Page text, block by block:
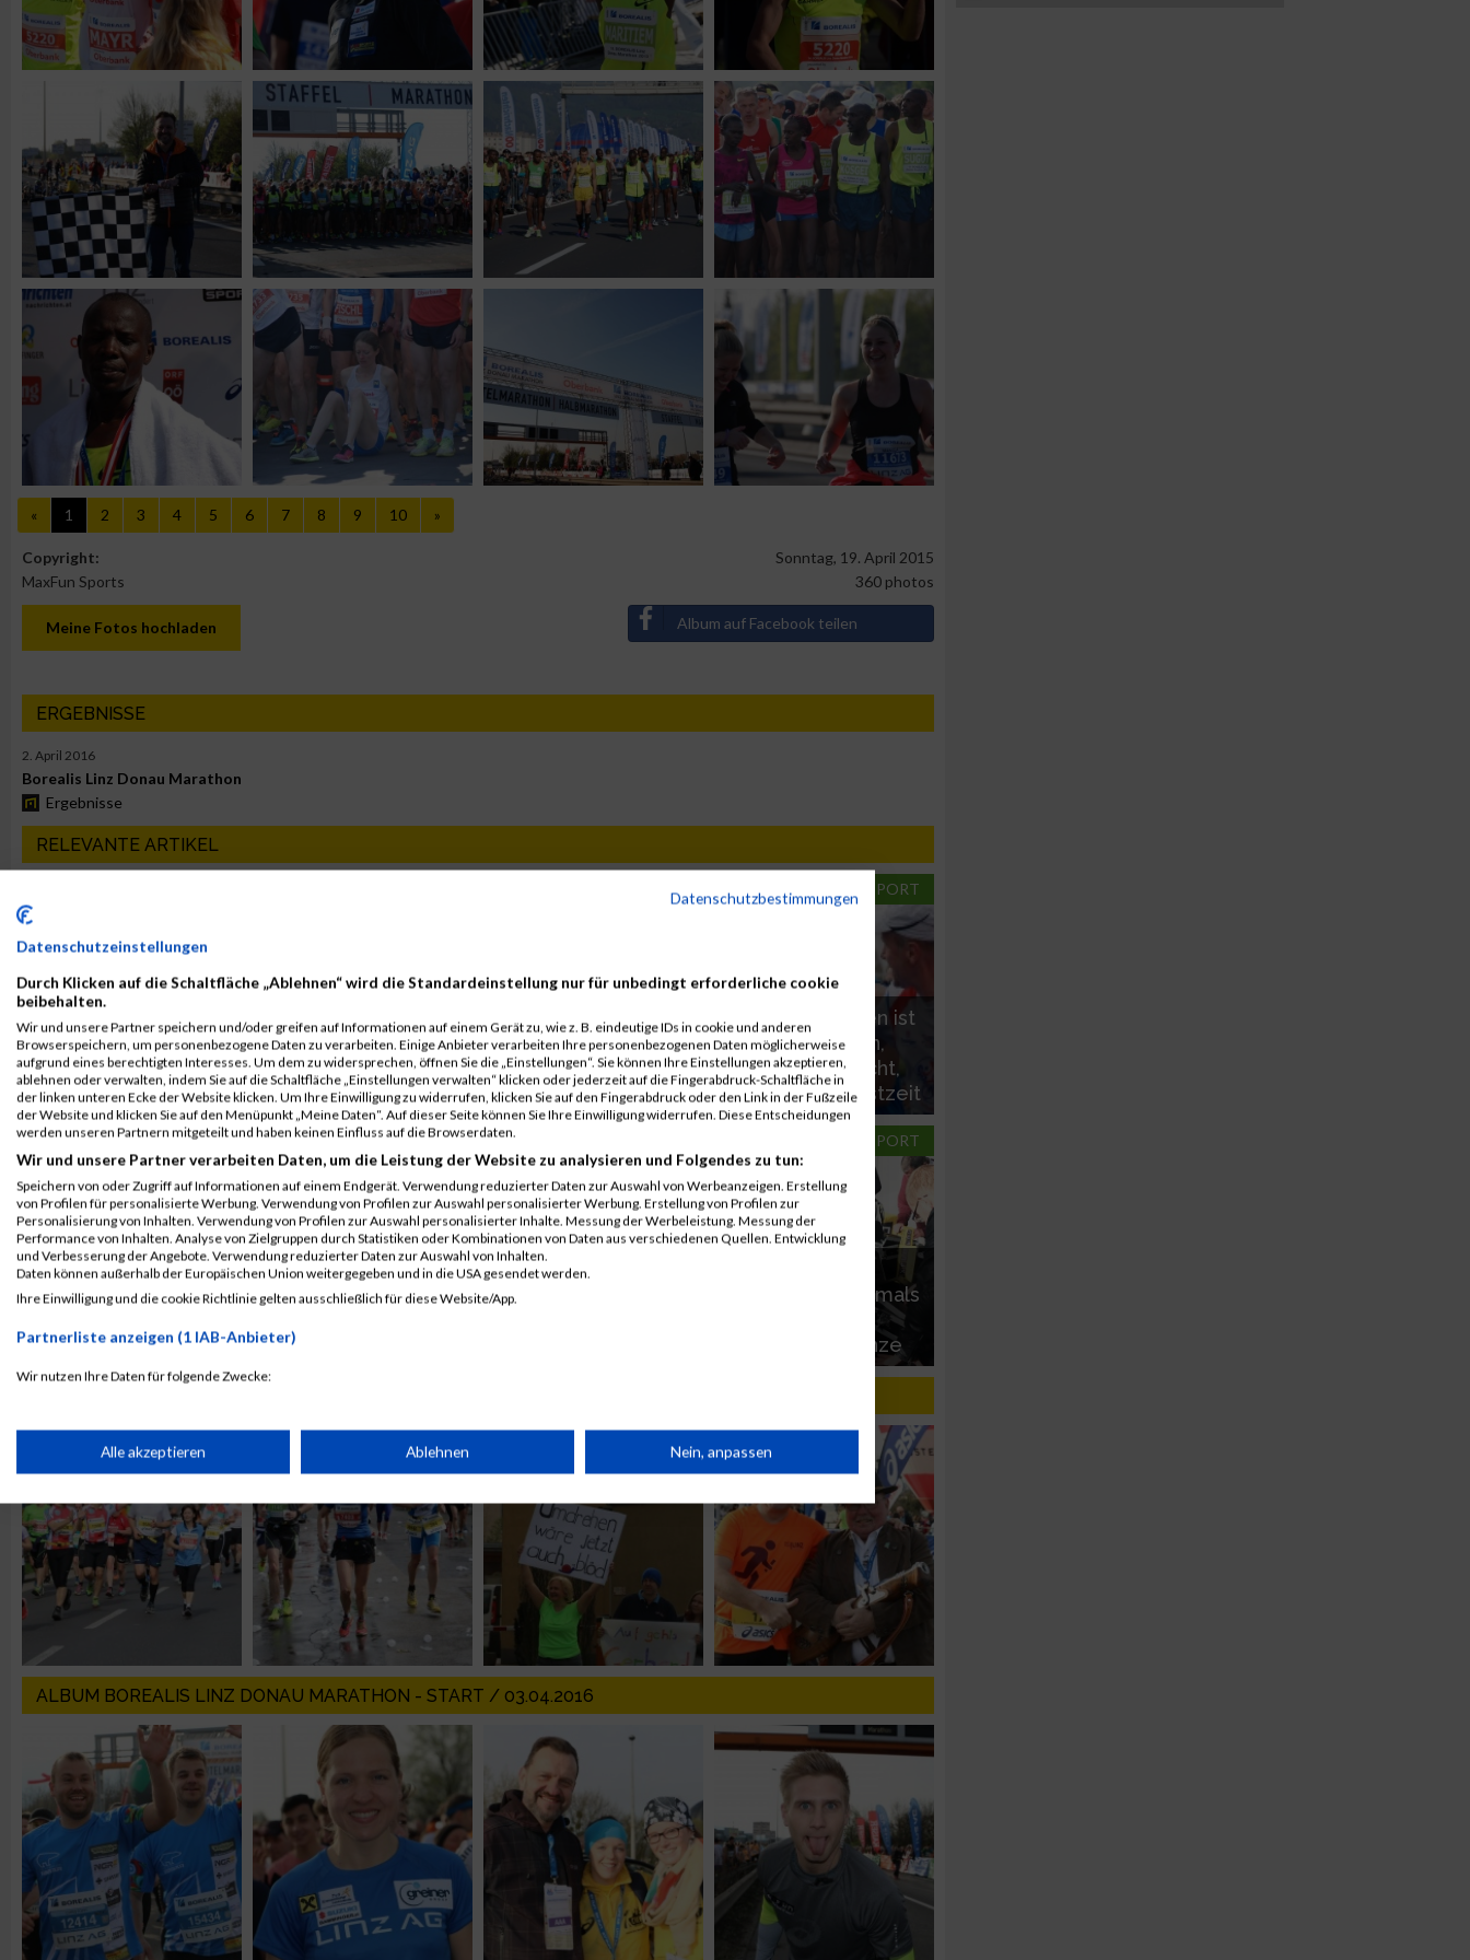
« 1 2 3 4 5 6 7 8 9 10 »
Copyright:
MaxFun Sports
Sonntag, 19. April 2015
360 photos
Meine Fotos hochladen Album auf Facebook teilen
ERGEBNISSE
2. April 2016
Borealis Linz Donau Marathon
Ergebnisse
RELEVANTE ARTIKEL
Cheruiyot und
Chepngeno prägen
den Linz Marathon
Das war der
Oberbank Linz
Donau Marathon
2023
LAUFSPORT
Marathonziel nicht
erreicht
LAUFSPORT
Perfekt gelaufen ist
er, der Marathon,
alle Ziele erreicht,
persönliche Bestzeit
LAUFSPORT
Marathon
LAUFSPORT
Edwin Koech aus
vom Linz Marathon
LAUFSPORT
durchbricht erstmals
Teilnehmergrenze
ALBUM BOREALIS LINZ DONAU MARATHON - START / 03.04.2016
Datenschutzbestimmungen
Datenschutzeinstellungen
Durch Klicken auf die Schaltfläche „Ablehnen“ wird die Standardeinstellung nur für unbedingt erforderliche cookie
beibehalten.
Wir und unsere Partner speichern und/oder greifen auf Informationen auf einem Gerät zu, wie z. B. eindeutige IDs in cookie und anderen
Browserspeichern, um personenbezogene Daten zu verarbeiten. Einige Anbieter verarbeiten Ihre personenbezogenen Daten möglicherweise
aufgrund eines berechtigten Interesses. Um dem zu widersprechen, öffnen Sie die „Einstellungen“. Sie können Ihre Einstellungen akzeptieren,
ablehnen oder verwalten, indem Sie auf die Schaltfläche „Einstellungen verwalten“ klicken oder jederzeit auf die Fingerabdruck-Schaltfläche in
der linken unteren Ecke der Website klicken. Um Ihre Einwilligung zu widerrufen, klicken Sie auf den Fingerabdruck oder den Link in der Fußzeile
der Website und klicken Sie auf den Menüpunkt „Meine Daten“. Auf dieser Seite können Sie Ihre Einwilligung widerrufen. Diese Entscheidungen
werden unseren Partnern mitgeteilt und haben keinen Einfluss auf die Browserdaten.
Wir und unsere Partner verarbeiten Daten, um die Leistung der Website zu analysieren und Folgendes zu tun:
Speichern von oder Zugriff auf Informationen auf einem Endgerät. Verwendung reduzierter Daten zur Auswahl von Werbeanzeigen. Erstellung
von Profilen für personalisierte Werbung. Verwendung von Profilen zur Auswahl personalisierter Werbung. Erstellung von Profilen zur
Personalisierung von Inhalten. Verwendung von Profilen zur Auswahl personalisierter Inhalte. Messung der Werbeleistung. Messung der
Performance von Inhalten. Analyse von Zielgruppen durch Statistiken oder Kombinationen von Daten aus verschiedenen Quellen. Entwicklung
und Verbesserung der Angebote. Verwendung reduzierter Daten zur Auswahl von Inhalten.
Daten können außerhalb der Europäischen Union weitergegeben und in die USA gesendet werden.
Ihre Einwilligung und die cookie Richtlinie gelten ausschließlich für diese Website/App.
Partnerliste anzeigen (1 IAB-Anbieter)
Wir nutzen Ihre Daten für folgende Zwecke:
Speichern von oder Zugriff auf Informationen auf einem Endgerät
Verwendung reduzierter Daten zur Auswahl von Werbeanzeigen
Erstellung von Profilen für personalisierte Werbung
Verwendung von Profilen zur Auswahl personalisierter Werbung
Erstellung von Profilen zur Personalisierung von Inhalten
Verwendung von Profilen zur Auswahl personalisierter Inhalte
Messung der Werbeleistung
Messung der Performance von Inhalten
Alle akzeptieren Ablehnen Nein, anpassen